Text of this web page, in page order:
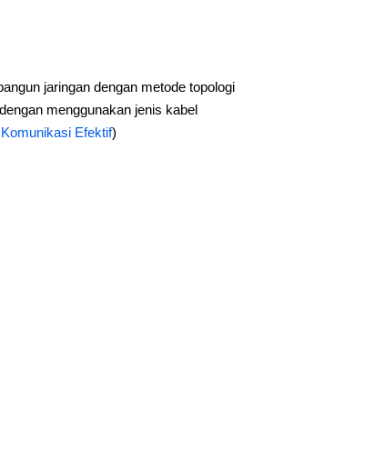
jaringan dengan metode topologi
menggunakan jenis kabel
Efektif)